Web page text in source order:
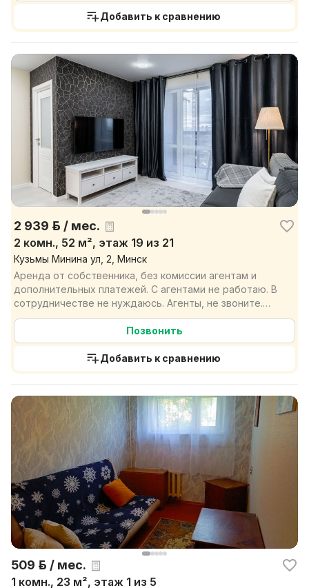
Добавить к сравнению
2 939 р. / мес.
2 комн., 52 м², этаж 19 из 21
Кузьмы Минина ул, 2, Минск
Аренда от собственника, без комиссии агентам и
дополнительных платежей. C агентами не работаю. В
сотрудничестве не нуждаюсь. Агенты, не звоните.
ВАЖН...
Позвонить
Добавить к сравнению
509 р. / мес.
1 комн., 23 м², этаж 1 из 5